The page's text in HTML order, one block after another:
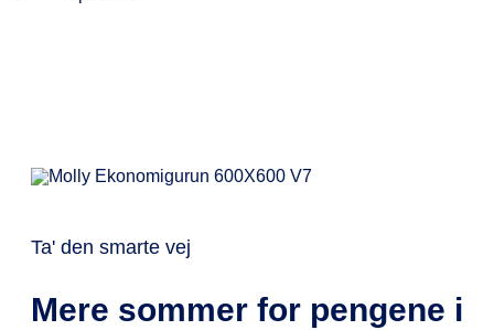
Ta' den smarte vej
Mere sommer for pengene i